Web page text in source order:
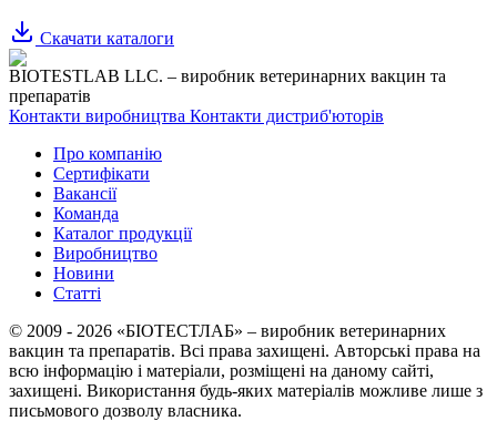
Скачати каталоги
BIOTESTLAB LLC. – виробник ветеринарних вакцин та
препаратів
Контакти виробництва Контакти дистриб'юторів
Про компанію
Сертифікати
Вакансії
Команда
Каталог продукції
Виробництво
Новини
Статті
© 2009 - 2026 «БІОТЕСТЛАБ» – виробник ветеринарних
вакцин та препаратів. Всі права захищені. Авторські права на
всю інформацію і матеріали, розміщені на даному сайті,
захищені. Використання будь-яких матеріалів можливе лише з
письмового дозволу власника.